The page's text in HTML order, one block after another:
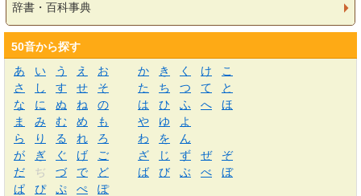
辞書・百科事典
50音から探す
あ
い う え お か き く け
こ
さ
し す せ そ た ち つ て
と
な
に ぬ ね の は ひ ふ へ
ほ
ま
み む め も や ゆ
よ
ら
り る れ ろ わ を
ん
が
ぎ ぐ げ ご ざ じ ず ぜ
ぞ
だ
ぢ づ で ど ば び ぶ べ
ぼ
ぱ
ぴ ぷ ぺ ぽ